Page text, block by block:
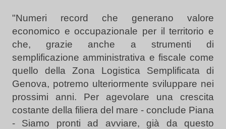
"Numeri record che generano valore
economico e occupazionale per il territorio e
che, grazie anche a strumenti di
semplificazione amministrativa e fiscale come
quello della Zona Logistica Semplificata di
Genova, potremo ulteriormente sviluppare nei
prossimi anni. Per agevolare una crescita
costante della filiera del mare - conclude Piana
- Siamo pronti ad avviare, già da questo